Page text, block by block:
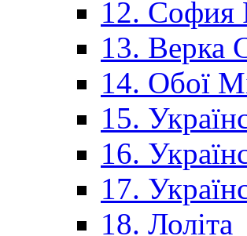
12. София
13. Верка
14. Обої
15.
16.
17.
18. Лоліта